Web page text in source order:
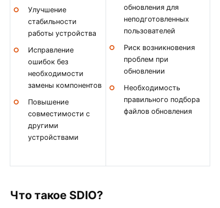
Улучшение
стабильности
работы устройства
Исправление
ошибок без
необходимости
замены компонентов
Повышение
совместимости с
другими
устройствами
обновления для
неподготовленных
пользователей
Риск возникновения
проблем при
обновлении
Необходимость
правильного подбора
файлов обновления
Что такое SDIO?